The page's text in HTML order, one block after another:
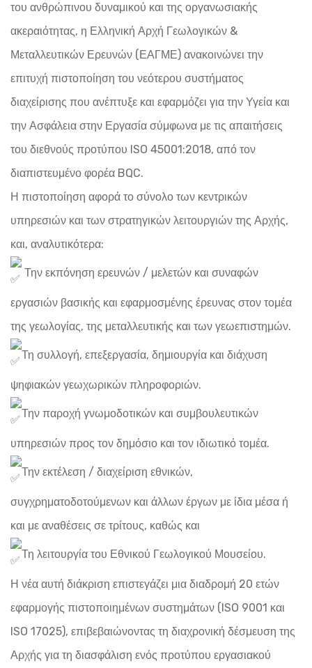
του ανθρώπινου δυναμικού και της οργανωσιακής
ακεραιότητας, η Ελληνική Αρχή Γεωλογικών &
Μεταλλευτικών Ερευνών (ΕΑΓΜΕ) ανακοινώνει την
επιτυχή πιστοποίηση του νεότερου συστήματος
διαχείρισης που ανέπτυξε και εφαρμόζει για την Υγεία και
την Ασφάλεια στην Εργασία σύμφωνα με τις απαιτήσεις
του διεθνούς προτύπου ISO 45001:2018, από τον
διαπιστευμένο φορέα BQC.
Η πιστοποίηση αφορά το σύνολο των κεντρικών
υπηρεσιών και των στρατηγικών λειτουργιών της Αρχής,
και, αναλυτικότερα:
Την εκπόνηση ερευνών / μελετών και συναφών
εργασιών βασικής και εφαρμοσμένης έρευνας στον τομέα
της γεωλογίας, της μεταλλευτικής και των γεωεπιστημών.
Τη συλλογή, επεξεργασία, δημιουργία και διάχυση
ψηφιακών γεωχωρικών πληροφοριών.
Την παροχή γνωμοδοτικών και συμβουλευτικών
υπηρεσιών προς τον δημόσιο και τον ιδιωτικό τομέα.
Την εκτέλεση / διαχείριση εθνικών,
συγχρηματοδοτούμενων και άλλων έργων με ίδια μέσα ή
και με αναθέσεις σε τρίτους, καθώς και
Τη λειτουργία του Εθνικού Γεωλογικού Μουσείου.
Η νέα αυτή διάκριση επιστεγάζει μια διαδρομή 20 ετών
εφαρμογής πιστοποιημένων συστημάτων (ISO 9001 και
ISO 17025), επιβεβαιώνοντας τη διαχρονική δέσμευση της
Αρχής για τη διασφάλιση ενός προτύπου εργασιακού